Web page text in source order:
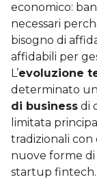
economico:
necessari
bisogno di
affidabili per
L’evoluzione
determinato
di business di
limitata
tradizionali
nuove forme
startup fintech.